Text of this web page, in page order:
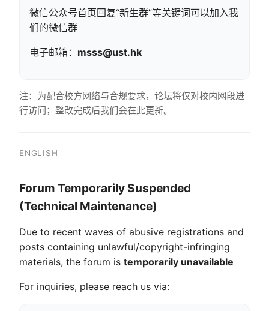
微信公众号首页回复“新生群”等关键词可以加入我
们的微信群
电子邮箱： msss@ust.hk
注：为配合校方网络与合规要求，论坛将仅对校内网段进
行访问；整改完成后我们会在此更新。
ENGLISH
Forum Temporarily Suspended
(Technical Maintenance)
Due to recent waves of abusive registrations and
posts containing unlawful/copyright-infringing
materials, the forum is temporarily unavailable
For inquiries, please reach us via: